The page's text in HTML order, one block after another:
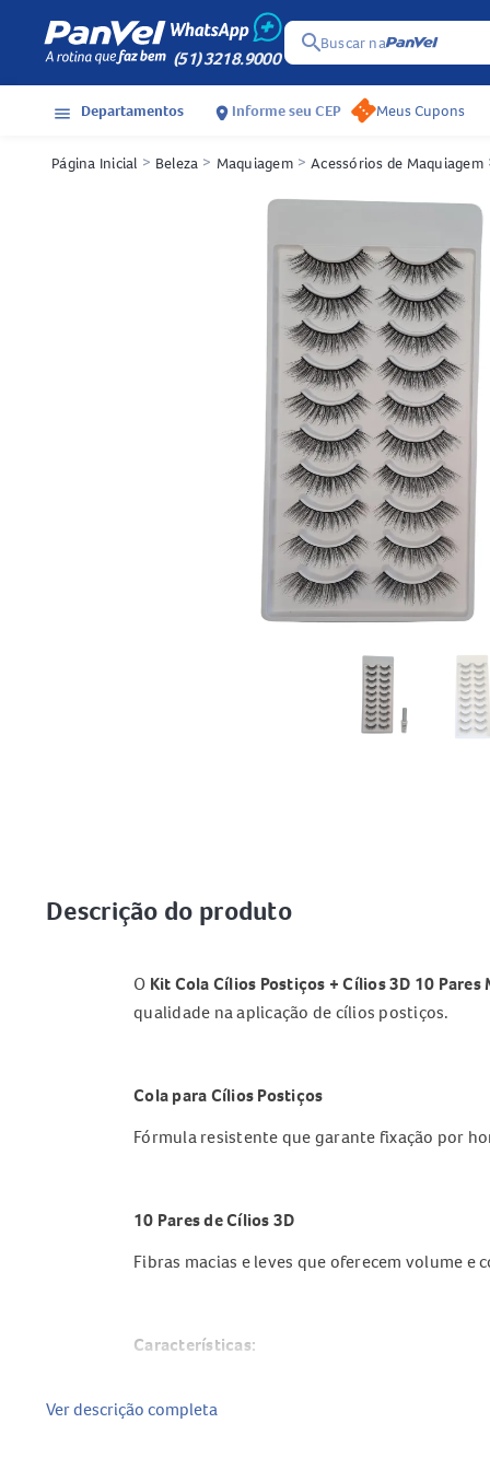
(51) 3218.9000
searchBuscar na
menu Departamentos location_on Informe seu CEP Meus Cupons
Página Inicial > Beleza > Maquiagem > Acessórios de Maquiagem
Descrição do produto
O Kit Cola Cílios Postiços + Cílios 3D 10 Pares
qualidade na aplicação de cílios postiços.
Cola para Cílios Postiços
Fórmula resistente que garante fixação por
10 Pares de Cílios 3D
Fibras macias e leves que oferecem volume
Características:
Cílios 3D com textura natural e leve
Ver descrição completa